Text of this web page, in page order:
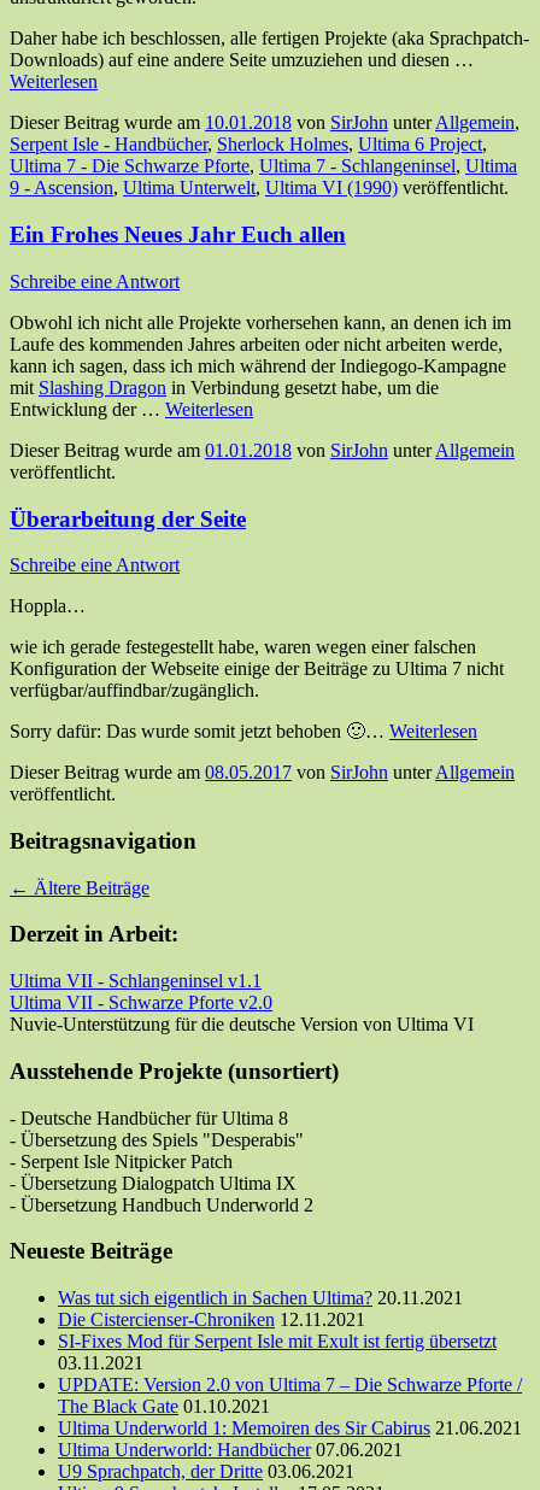
Daher habe ich beschlossen, alle fertigen Projekte (aka Sprachpatch-
Downloads) auf eine andere Seite umzuziehen und diesen …
Weiterlesen
Dieser Beitrag wurde am 10.01.2018 von SirJohn unterAllgemein,
Serpent Isle - Handbücher, Sherlock Holmes, Ultima 6 Project,
Ultima 7 - Die Schwarze Pforte, Ultima 7 - Schlangeninsel, Ultima
9 - Ascension, Ultima Unterwelt, Ultima VI (1990) veröffentlicht.
Ein Frohes Neues Jahr Euch allen
Schreibe eine Antwort
Obwohl ich nicht alle Projekte vorhersehen kann, an denen ich im
Laufe des kommenden Jahres arbeiten oder nicht arbeiten werde,
kann ich sagen, dass ich mich während der Indiegogo-Kampagne
mit Slashing Dragon in Verbindung gesetzt habe, um die
Entwicklung der … Weiterlesen
Dieser Beitrag wurde am 01.01.2018 von SirJohn unterAllgemein
veröffentlicht.
Überarbeitung der Seite
Schreibe eine Antwort
Hoppla…
wie ich gerade festegestellt habe, waren wegen einer falschen
Konfiguration der Webseite einige der Beiträge zu Ultima 7 nicht
verfügbar/auffindbar/zugänglich.
Sorry dafür: Das wurde somit jetzt behoben 🙂… Weiterlesen
Dieser Beitrag wurde am 08.05.2017 von SirJohn unterAllgemein
veröffentlicht.
Beitragsnavigation
← Ältere Beiträge
Derzeit in Arbeit:
Ultima VII - Schlangeninsel v1.1
Ultima VII - Schwarze Pforte v2.0
Nuvie-Unterstützung für die deutsche Version von Ultima VI
Ausstehende Projekte (unsortiert)
- Deutsche Handbücher für Ultima 8
- Übersetzung des Spiels "Desperabis"
- Serpent Isle Nitpicker Patch
- Übersetzung Dialogpatch Ultima IX
- Übersetzung Handbuch Underworld 2
Neueste Beiträge
Was tut sich eigentlich in Sachen Ultima? 20.11.2021
Die Cistercienser-Chroniken 12.11.2021
SI-Fixes Mod für Serpent Isle mit Exult ist fertig übersetzt
03.11.2021
UPDATE: Version 2.0 von Ultima 7 – Die Schwarze Pforte /
The Black Gate 01.10.2021
Ultima Underworld 1: Memoiren des Sir Cabirus 21.06.2021
Ultima Underworld: Handbücher 07.06.2021
U9 Sprachpatch, der Dritte 03.06.2021